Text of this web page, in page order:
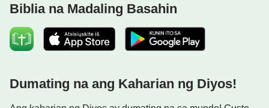
Biblia na Madaling Basahin
Dumating na ang Kaharian ng Diyos!